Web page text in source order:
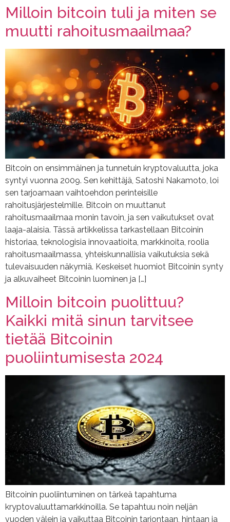
Milloin bitcoin tuli ja miten se
muutti rahoitusmaailmaa?
Bitcoin on ensimmäinen ja tunnetuin kryptovaluutta, joka
syntyi vuonna 2009. Sen kehittäjä, Satoshi Nakamoto, loi
sen tarjoamaan vaihtoehdon perinteisille
rahoitusjärjestelmille. Bitcoin on muuttanut
rahoitusmaailmaa monin tavoin, ja sen vaikutukset ovat
laaja-alaisia. Tässä artikkelissa tarkastellaan Bitcoinin
historiaa, teknologisia innovaatioita, markkinoita, roolia
rahoitusmaailmassa, yhteiskunnallisia vaikutuksia sekä
tulevaisuuden näkymiä. Keskeiset huomiot Bitcoinin synty
ja alkuvaiheet Bitcoinin luominen ja […]
Milloin bitcoin puolittuu?
Kaikki mitä sinun tarvitsee
tietää Bitcoinin
puoliintumisesta 2024
Bitcoinin puoliintuminen on tärkeä tapahtuma
kryptovaluuttamarkkinoilla. Se tapahtuu noin neljän
vuoden välein ja vaikuttaa Bitcoinin tarjontaan, hintaan ja